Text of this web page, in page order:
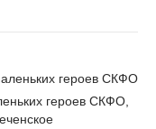
героев СКФО,